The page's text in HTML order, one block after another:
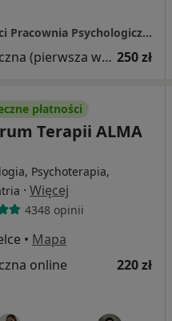
Studio Nowych Możliwości Pracownia Psychologiczna Wojciech Kopytek
Konsultacja psychologiczna (pierwsza wizyta) 250 zł
płatności
Terapii ALMA
Psychoterapia,
· Więcej
4348 opinii
• Mapa
online
220 zł